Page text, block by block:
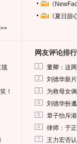
《
《夏日
毯
！
网友评论排行
1 董卿：这
2 刘德华新
3 为救母女
4 刘德华扮
5 章子怡斥
6 律师：于
7 王力宏否